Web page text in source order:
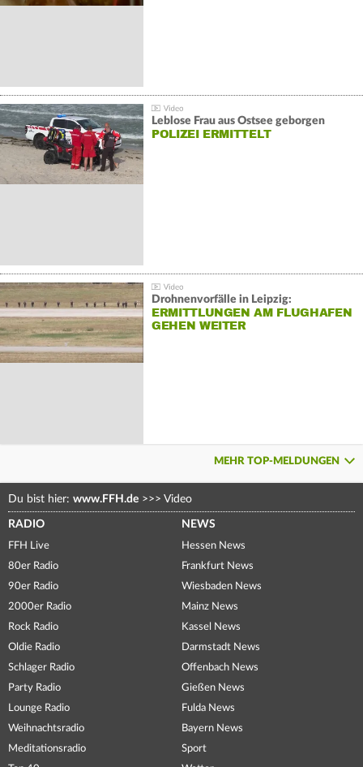
Leblose Frau aus Ostsee geborgen
POLIZEI ERMITTELT
Drohnenvorfälle in Leipzig:
ERMITTLUNGEN AM FLUGHAFEN
GEHEN WEITER
MEHR TOP-MELDUNGEN
Du bist hier: www.FFH.de >>> Video
RADIO
FFH Live
80er Radio
90er Radio
2000er Radio
Rock Radio
Oldie Radio
Schlager Radio
Party Radio
Lounge Radio
Weihnachtsradio
Meditationsradio
NEWS
Hessen News
Frankfurt News
Wiesbaden News
Mainz News
Kassel News
Darmstadt News
Offenbach News
Gießen News
Fulda News
Bayern News
Sport